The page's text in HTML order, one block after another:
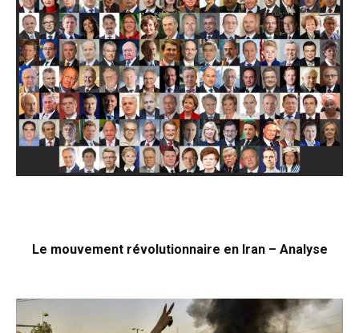
Le mouvement révolutionnaire en Iran – Analyse